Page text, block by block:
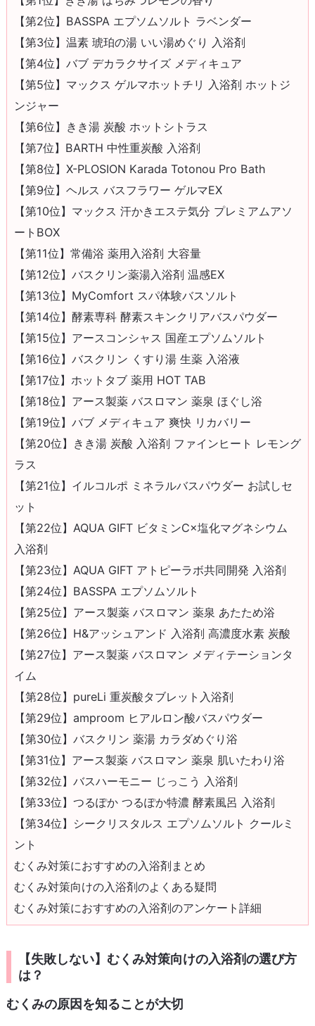
【第2位】BASSPA エプソムソルト ラベンダー
【第3位】温素 琥珀の湯 いい湯めぐり 入浴剤
【第4位】バブ デカラクサイズ メディキュア
【第5位】マックス ゲルマホットチリ 入浴剤 ホットジ
ンジャー
【第6位】きき湯 炭酸 ホットシトラス
【第7位】BARTH 中性重炭酸 入浴剤
【第8位】X-PLOSION Karada Totonou Pro Bath
【第9位】ヘルス バスフラワー ゲルマEX
【第10位】マックス 汗かきエステ気分 プレミアムアソ
ートBOX
【第11位】常備浴 薬用入浴剤 大容量
【第12位】バスクリン薬湯入浴剤 温感EX
【第13位】MyComfort スパ体験バスソルト
【第14位】酵素専科 酵素スキンクリアバスパウダー
【第15位】アースコンシャス 国産エプソムソルト
【第16位】バスクリン くすり湯 生薬 入浴液
【第17位】ホットタブ 薬用 HOT TAB
【第18位】アース製薬 バスロマン 薬泉 ほぐし浴
【第19位】バブ メディキュア 爽快 リカバリー
【第20位】きき湯 炭酸 入浴剤 ファインヒート レモング
ラス
【第21位】イルコルポ ミネラルバスパウダー お試しセ
ット
【第22位】AQUA GIFT ビタミンC×塩化マグネシウム
入浴剤
【第23位】AQUA GIFT アトピーラボ共同開発 入浴剤
【第24位】BASSPA エプソムソルト
【第25位】アース製薬 バスロマン 薬泉 あたため浴
【第26位】H&アッシュアンド 入浴剤 高濃度水素 炭酸
【第27位】アース製薬 バスロマン メディテーションタ
イム
【第28位】pureLi 重炭酸タブレット入浴剤
【第29位】amproom ヒアルロン酸バスパウダー
【第30位】バスクリン 薬湯 カラダめぐり浴
【第31位】アース製薬 バスロマン 薬泉 肌いたわり浴
【第32位】バスハーモニー じっこう 入浴剤
【第33位】つるぽか つるぽか特濃 酵素風呂 入浴剤
【第34位】シークリスタルス エプソムソルト クールミ
ント
むくみ対策におすすめの入浴剤まとめ
むくみ対策向けの入浴剤のよくある疑問
むくみ対策におすすめの入浴剤のアンケート詳細
【失敗しない】むくみ対策向けの入浴剤の選び方
は？
むくみの原因を知ることが大切